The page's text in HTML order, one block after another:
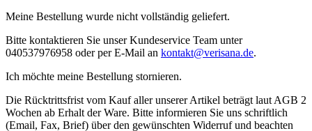
Meine Bestellung wurde nicht vollständig geliefert.
Bitte kontaktieren Sie unser Kundeservice Team unter
040537976958 oder per E-Mail an kontakt@verisana.de.
Ich möchte meine Bestellung stornieren.
Die Rücktrittsfrist vom Kauf aller unserer Artikel beträgt laut AGB 2
Wochen ab Erhalt der Ware. Bitte informieren Sie uns schriftlich
(Email, Fax, Brief) über den gewünschten Widerruf und beachten